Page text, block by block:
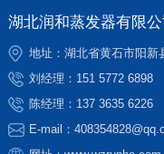
湖北润和蒸发器有限公
地址：湖北省黄石市阳新
刘经理： 151 5772 6898
陈经理： 137 3635 6226
E-mail：